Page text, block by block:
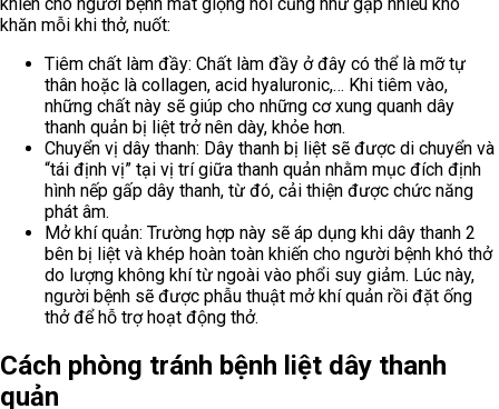
khăn mỗi khi thở, nuốt:
Tiêm chất làm đầy: Chất làm đầy ở đây có thể là mỡ tự
thân hoặc là collagen, acid hyaluronic,… Khi tiêm vào,
những chất này sẽ giúp cho những cơ xung quanh dây
thanh quản bị liệt trở nên dày, khỏe hơn.
Chuyển vị dây thanh: Dây thanh bị liệt sẽ được di chuyển và
“tái định vị” tại vị trí giữa thanh quản nhằm mục đích định
hình nếp gấp dây thanh, từ đó, cải thiện được chức năng
phát âm.
Mở khí quản: Trường hợp này sẽ áp dụng khi dây thanh 2
bên bị liệt và khép hoàn toàn khiến cho người bệnh khó thở
do lượng không khí từ ngoài vào phổi suy giảm. Lúc này,
người bệnh sẽ được phẫu thuật mở khí quản rồi đặt ống
thở để hỗ trợ hoạt động thở.
Cách phòng tránh bệnh liệt dây thanh
quản